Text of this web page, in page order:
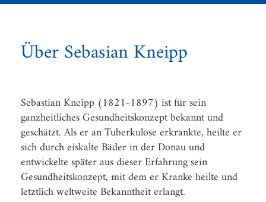
Über Sebasian Kneipp
Sebastian Kneipp (1821-1897) ist für sein
ganzheitliches Gesundheitskonzept bekannt und
geschätzt. Als er an Tuberkulose erkrankte, heilte er
sich durch eiskalte Bäder in der Donau und
entwickelte später aus dieser Erfahrung sein
Gesundheitskonzept, mit dem er Kranke heilte und
letztlich weltweite Bekanntheit erlangt.